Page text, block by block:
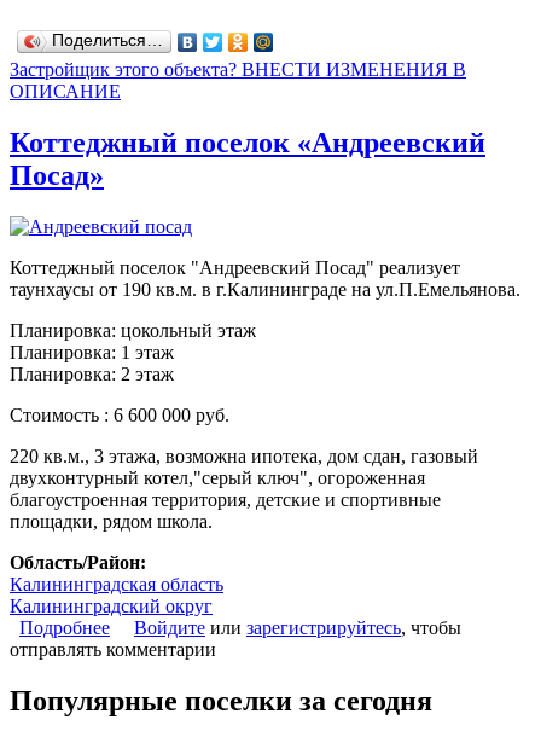
Поделиться…
Застройщик этого объекта? ВНЕСТИ ИЗМЕНЕНИЯ В
ОПИСАНИЕ
Коттеджный поселок «Андреевский
Посад»
Коттеджный поселок "Андреевский Посад" реализует
таунхаусы от 190 кв.м. в г.Калининграде на ул.П.Емельянова.
Планировка: цокольный этаж
Планировка: 1 этаж
Планировка: 2 этаж
Стоимость : 6 600 000 руб.
220 кв.м., 3 этажа, возможна ипотека, дом сдан, газовый
двухконтурный котел,"серый ключ", огороженная
благоустроенная территория, детские и спортивные
площадки, рядом школа.
Область/Район:
Калининградская область
Калининградский округ
Подробнее о Коттеджный поселок «Андреевский Посад»
Войдите или зарегистрируйтесь, чтобы
отправлять комментарии
Популярные поселки за сегодня